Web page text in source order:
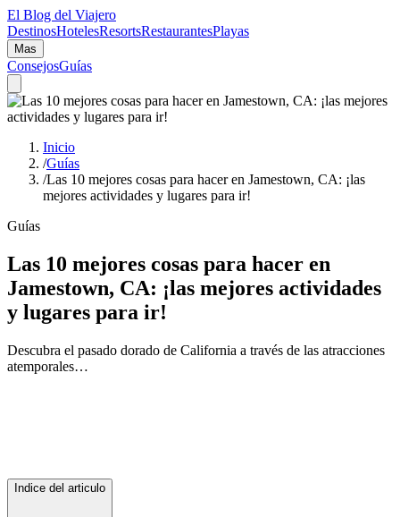
El Blog del Viajero
DestinosHotelesResortsRestaurantesPlayas
Mas
ConsejosGuías
Inicio
/Guías
/Las 10 mejores cosas para hacer en Jamestown, CA: ¡las
mejores actividades y lugares para ir!
Guías
Las 10 mejores cosas para hacer en
Jamestown, CA: ¡las mejores actividades
y lugares para ir!
Descubra el pasado dorado de California a través de las atracciones
atemporales…
Indice del articulo